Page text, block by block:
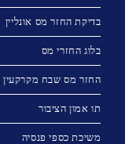
בדיקת החזר מס אונליין
בלוג החזרי מס
החזר מס שבח מקרקעין
תו אמון הציבור
משיכת כספי פנסיה